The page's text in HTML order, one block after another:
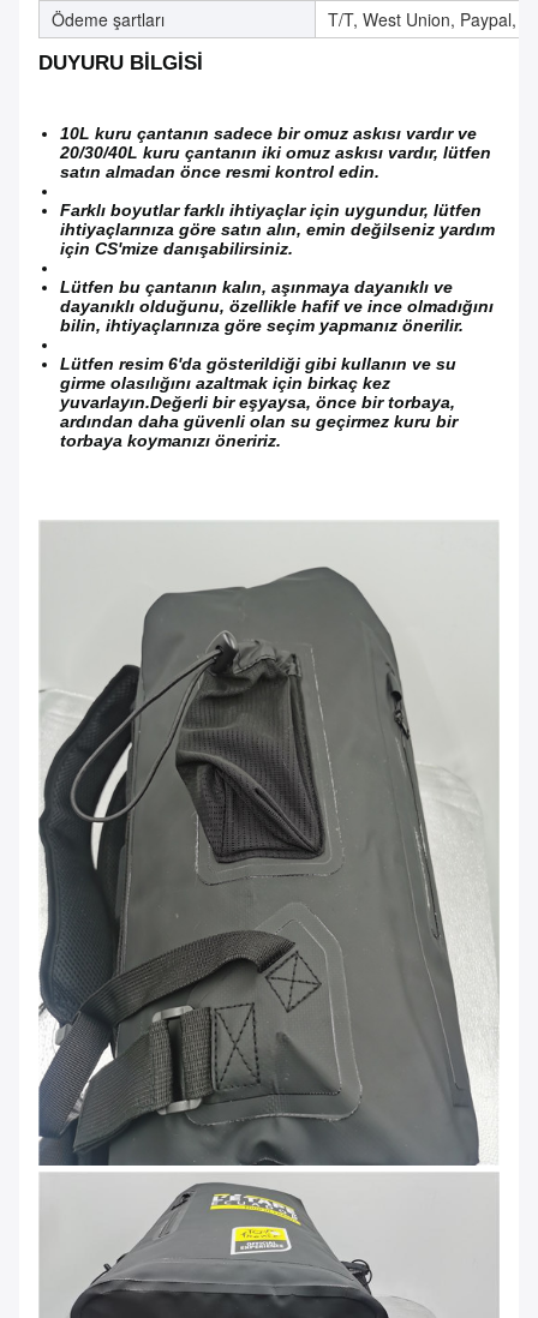
Ödeme şartları T/T, West Union, Paypal,
DUYURU BİLGİSİ
10L kuru çantanın sadece bir omuz askısı vardır ve
20/30/40L kuru çantanın iki omuz askısı vardır, lütfen
satın almadan önce resmi kontrol edin.
Farklı boyutlar farklı ihtiyaçlar için uygundur, lütfen
ihtiyaçlarınıza göre satın alın, emin değilseniz yardım
için CS'mize danışabilirsiniz.
Lütfen bu çantanın kalın, aşınmaya dayanıklı ve
dayanıklı olduğunu, özellikle hafif ve ince olmadığını
bilin, ihtiyaçlarınıza göre seçim yapmanız önerilir.
Lütfen resim 6'da gösterildiği gibi kullanın ve su
girme olasılığını azaltmak için birkaç kez
yuvarlayın.Değerli bir eşyaysa, önce bir torbaya,
ardından daha güvenli olan su geçirmez kuru bir
torbaya koymanızı öneririz.